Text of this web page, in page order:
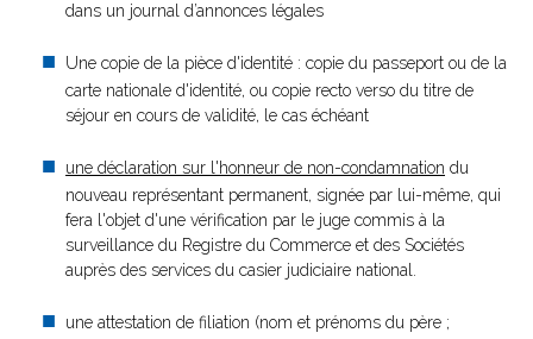
dans un journal d’annonces légales
Une copie de la pièce d'identité : copie du passeport ou de la
carte nationale d'identité, ou copie recto verso du titre de
séjour en cours de validité, le cas échéant
une déclaration sur l'honneur de non-condamnation du
nouveau représentant permanent, signée par lui-même, qui
fera l'objet d'une vérification par le juge commis à la
surveillance du Registre du Commerce et des Sociétés
auprès des services du casier judiciaire national.
une attestation de filiation (nom et prénoms du père ;